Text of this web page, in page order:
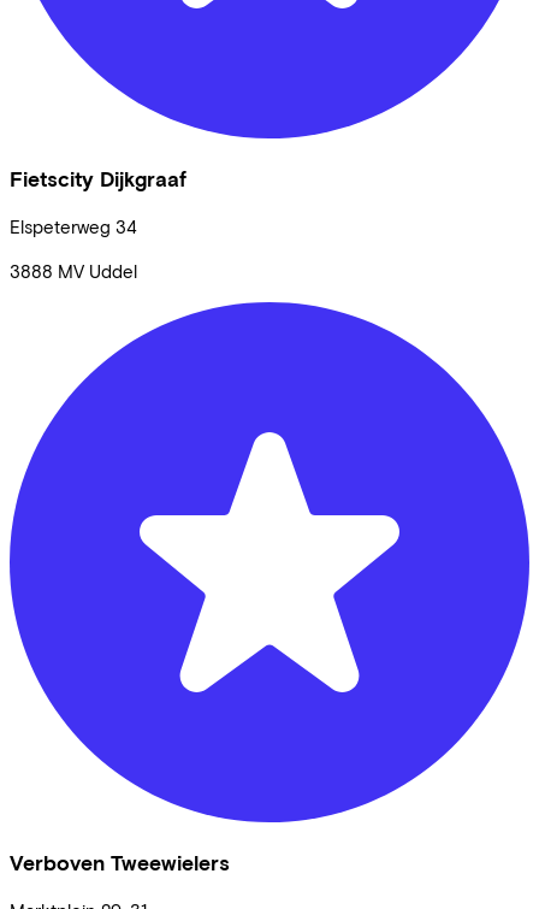
Fietscity Dijkgraaf
Elspeterweg 34
3888 MV Uddel
Verboven Tweewielers